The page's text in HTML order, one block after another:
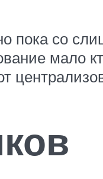
пока со
мало